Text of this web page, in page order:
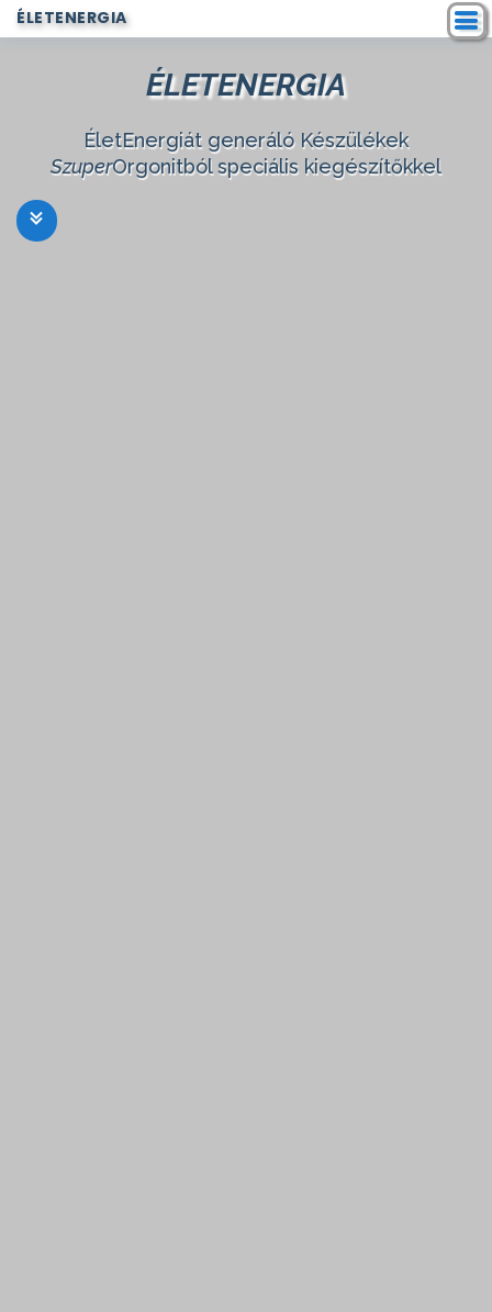
ÉLETENERGIA
ÉLETENERGIA
ÉletEnergiát generáló Készülékek
SzuperOrgonitból speciális kiegészítőkkel